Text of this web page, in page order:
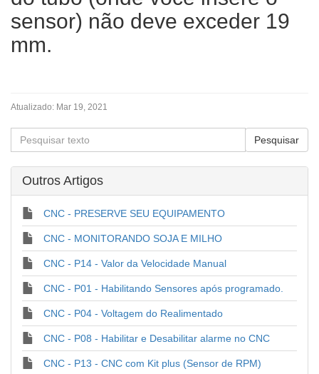
sensor) não deve exceder 19
mm.
Atualizado: Mar 19, 2021
Outros Artigos
CNC - PRESERVE SEU EQUIPAMENTO
CNC - MONITORANDO SOJA E MILHO
CNC - P14 - Valor da Velocidade Manual
CNC - P01 - Habilitando Sensores após programado.
CNC - P04 - Voltagem do Realimentado
CNC - P08 - Habilitar e Desabilitar alarme no CNC
CNC - P13 - CNC com Kit plus (Sensor de RPM)